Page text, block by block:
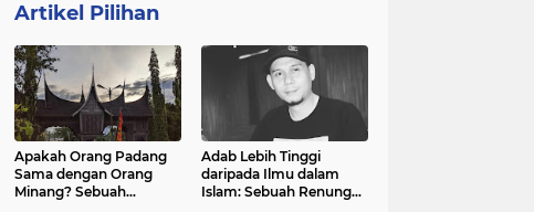
Artikel Pilihan
Apakah Orang Padang
Sama dengan Orang
Minang? Sebuah
Adab Lebih Tinggi
daripada Ilmu dalam
Islam: Sebuah Renungan